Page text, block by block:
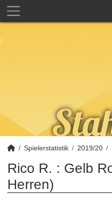
Spielerstatistik 2019/20
Rico R. : Gelb
Herren)